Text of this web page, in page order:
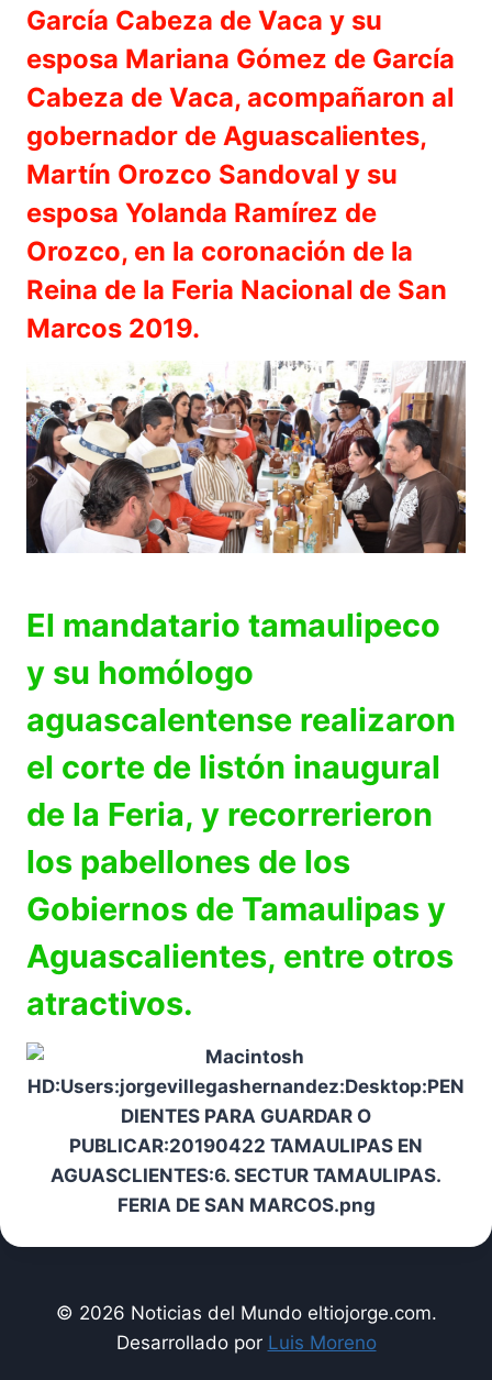
García Cabeza de Vaca y su
esposa Mariana Gómez de García
Cabeza de Vaca, acompañaron al
gobernador de Aguascalientes,
Martín Orozco Sandoval y su
esposa Yolanda Ramírez de
Orozco, en la coronación de la
Reina de la Feria Nacional de San
Marcos 2019.
El mandatario tamaulipeco
y su homólogo
aguascalentense realizaron
el corte de listón inaugural
de la Feria, y recorrerieron
los pabellones de los
Gobiernos de Tamaulipas y
Aguascalientes, entre otros
atractivos.
© 2026 Noticias del Mundo eltiojorge.com.
Desarrollado por Luis Moreno